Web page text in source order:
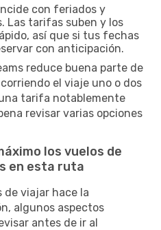
con feriados y
Las tarifas suben y los
así que si tus fechas
con anticipación.
reduce buena parte de
el viaje uno o dos
tarifa notablemente
revisar varias opciones
los vuelos de
en esta ruta
de viajar hace la
algunos aspectos
antes de ir al